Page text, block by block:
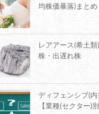
均株価暴落)まとめ
レアアース(希土
株・出遅れ株
ディフェンシブ(
【業種(セクター)